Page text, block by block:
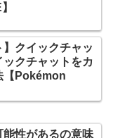
】クイックチャッ
ックチャットをカ
【Pokémon
性があるの意味